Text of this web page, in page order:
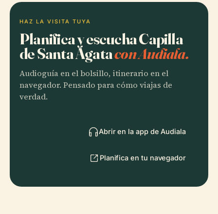
HAZ LA VISITA TUYA
Planifica y escucha Capilla
de Santa Ágatacon Audiala.
Audioguía en el bolsillo, itinerario en el
navegador. Pensado para cómo viajas de
verdad.
Abrir en la app de Audiala
Planifica en tu navegador